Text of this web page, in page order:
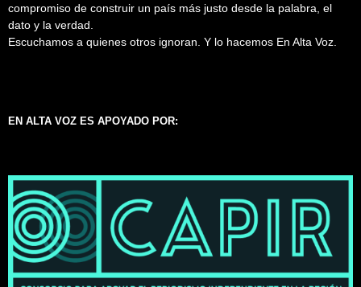
compromiso de construir un país más justo desde la palabra, el
dato y la verdad.
Escuchamos a quienes otros ignoran. Y lo hacemos En Alta Voz.
EN ALTA VOZ ES APOYADO POR: